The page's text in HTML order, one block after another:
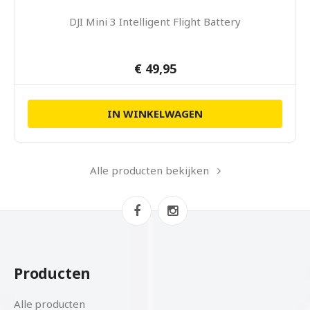
DJI Mini 3 Intelligent Flight Battery
€ 49,95
IN WINKELWAGEN
Alle producten bekijken
Producten
Alle producten